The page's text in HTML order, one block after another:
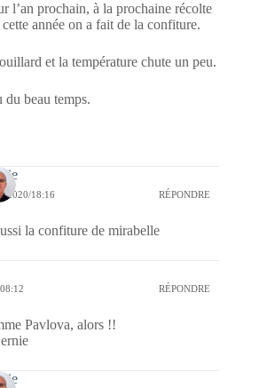
l’an prochain, à la prochaine récolte
année on a fait de la confiture.
et la température chute un peu.
du beau temps.
2020/18:16 RÉPONDRE
la confiture de mirabelle
RÉPONDRE
Pavlova, alors !!